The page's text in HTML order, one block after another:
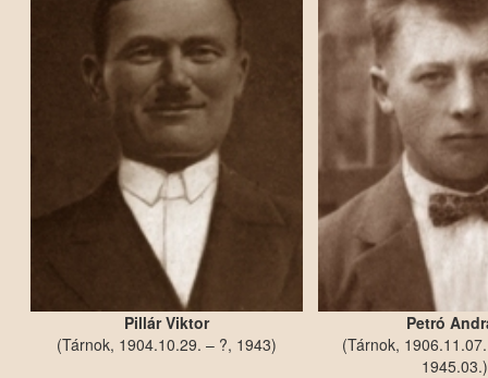
Pillár Viktor
(Tárnok, 1904.10.29. – ?, 1943)
Petró
(Tárnok,
1945.03.)